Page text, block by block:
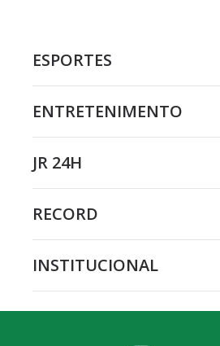
ESPORTES
ENTRETENIMENTO
JR 24H
RECORD
INSTITUCIONAL